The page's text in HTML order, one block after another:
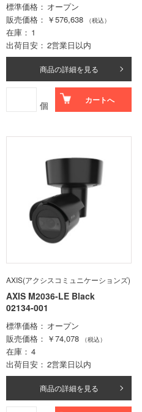
標準価格
オープン
販売価格
￥576,638 （税込）
在庫
1
出荷目安
2営業日以内
商品の詳細を見る
個 カートへ
AXIS(アクシスコミュニケーションズ)
AXIS M2036-LE Black
02134-001
標準価格
オープン
販売価格
￥74,078 （税込）
在庫
4
出荷目安
2営業日以内
商品の詳細を見る